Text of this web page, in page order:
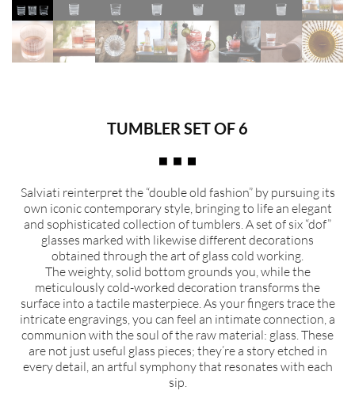
TUMBLER SET OF 6
Salviati reinterpret the “double old fashion” by pursuing its
own iconic contemporary style, bringing to life an elegant
and sophisticated collection of tumblers. A set of six “dof”
glasses marked with likewise different decorations
obtained through the art of glass cold working.
The weighty, solid bottom grounds you, while the
meticulously cold-worked decoration transforms the
surface into a tactile masterpiece. As your fingers trace the
intricate engravings, you can feel an intimate connection, a
communion with the soul of the raw material: glass. These
are not just useful glass pieces; they’re a story etched in
every detail, an artful symphony that resonates with each
sip.